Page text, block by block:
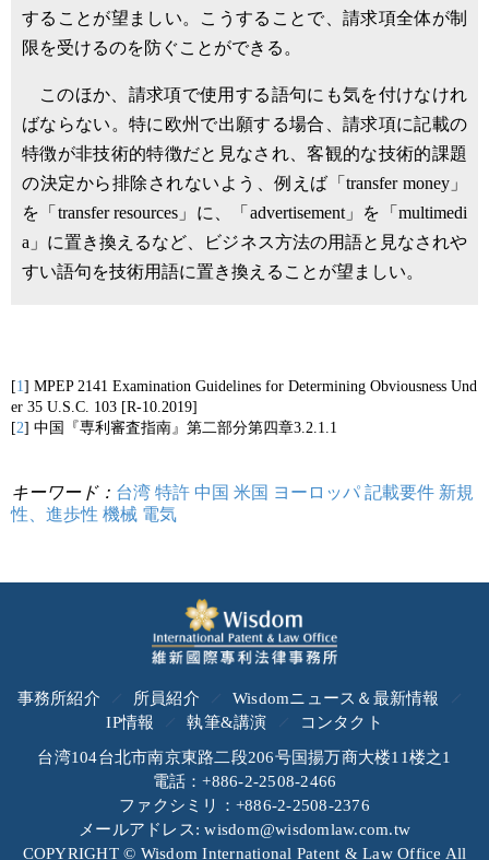
することが望ましい。こうすることで、請求項全体が制
限を受けるのを防ぐことができる。
このほか、請求項で使用する語句にも気を付けなけれ
ばならない。特に欧州で出願する場合、請求項に記載の
特徴が非技術的特徴だと見なされ、客観的な技術的課題
の決定から排除されないよう、例えば「transfer money」
を「transfer resources」に、「advertisement」を「multimedi
a」に置き換えるなど、ビジネス方法の用語と見なされや
すい語句を技術用語に置き換えることが望ましい。
[1] MPEP 2141 Examination Guidelines for Determining Obviousness Und
er 35 U.S.C. 103 [R-10.2019]
[2] 中国『専利審査指南』第二部分第四章3.2.1.1
キーワード： 台湾 特許 中国 米国 ヨーロッパ 記載要件 新規
性、進歩性 機械 電気
事務所紹介 所員紹介
Wisdomニュース＆最新情報
IP情報
執筆&講演
コンタクト
台湾104台北市南京東路二段206号国揚万商大楼11楼之1
電話：+886-2-2508-2466
ファクシミリ：+886-2-2508-2376
メールアドレス: wisdom@wisdomlaw.com.tw
COPYRIGHT © Wisdom International Patent & Law Office All